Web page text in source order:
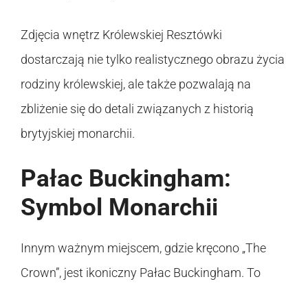
Zdjęcia wnętrz Królewskiej Resztówki
dostarczają nie tylko realistycznego obrazu życia
rodziny królewskiej, ale także pozwalają na
zbliżenie się do detali związanych z historią
brytyjskiej monarchii.
Pałac Buckingham:
Symbol Monarchii
Innym ważnym miejscem, gdzie kręcono „The
Crown”, jest ikoniczny Pałac Buckingham. To